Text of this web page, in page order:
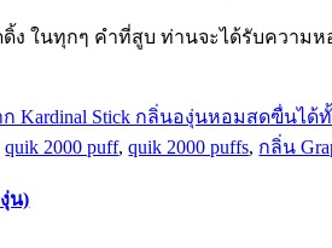
ดิ้ง ในทุกๆ คำที่สูบ ท่านจะได้รับควา
quik 2000 puff,quik 2000 puffs, กลิ่น
น)